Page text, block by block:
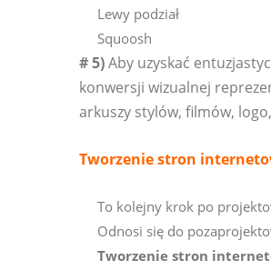
Lewy podział
Squoosh
# 5)Aby uzyskać
konwersji wizualnej
arkuszy stylów, filmów,
Tworzenie stron
To kolejny krok po
Odnosi się do
Tworzenie stron